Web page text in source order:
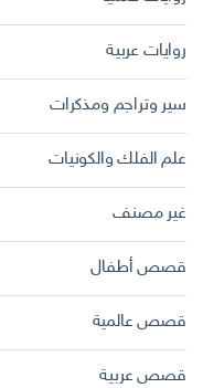
روايات عربية
سير وتراجم ومذكرات
علم الفلك والكونيات
غير مصنف
قصص أطفال
قصص عالمية
قصص عربية